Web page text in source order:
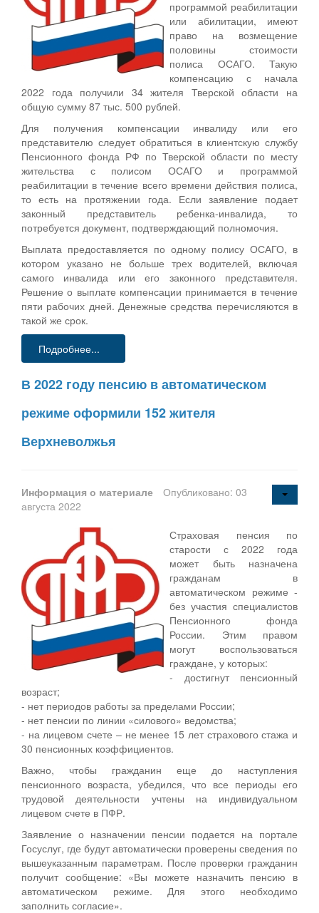
программой реабилитации
или абилитации, имеют
право на возмещение
половины стоимости
полиса ОСАГО. Такую
компенсацию с начала
2022 года получили 34 жителя Тверской области на
общую сумму 87 тыс. 500 рублей.
Для получения компенсации инвалиду или его
представителю следует обратиться в клиентскую службу
Пенсионного фонда РФ по Тверской области по месту
жительства с полисом ОСАГО и программой
реабилитации в течение всего времени действия полиса,
то есть на протяжении года. Если заявление подает
законный представитель ребенка-инвалида, то
потребуется документ, подтверждающий полномочия.
Выплата предоставляется по одному полису ОСАГО, в
котором указано не больше трех водителей, включая
самого инвалида или его законного представителя.
Решение о выплате компенсации принимается в течение
пяти рабочих дней. Денежные средства перечисляются в
такой же срок.
Подробнее...
В 2022 году пенсию в автоматическом
режиме оформили 152 жителя
Верхневолжья
Информация о материале
Опубликовано: 03
августа 2022
Страховая пенсия по
старости с 2022 года
может быть назначена
гражданам в
автоматическом режиме -
без участия специалистов
Пенсионного фонда
России. Этим правом
могут воспользоваться
граждане, у которых:
- достигнут пенсионный
возраст;
- нет периодов работы за пределами России;
- нет пенсии по линии «силового» ведомства;
- на лицевом счете – не менее 15 лет страхового стажа и
30 пенсионных коэффициентов.
Важно, чтобы гражданин еще до наступления
пенсионного возраста, убедился, что все периоды его
трудовой деятельности учтены на индивидуальном
лицевом счете в ПФР.
Заявление о назначении пенсии подается на портале
Госуслуг, где будут автоматически проверены сведения по
вышеуказанным параметрам. После проверки гражданин
получит сообщение: «Вы можете назначить пенсию в
автоматическом режиме. Для этого необходимо
заполнить согласие».